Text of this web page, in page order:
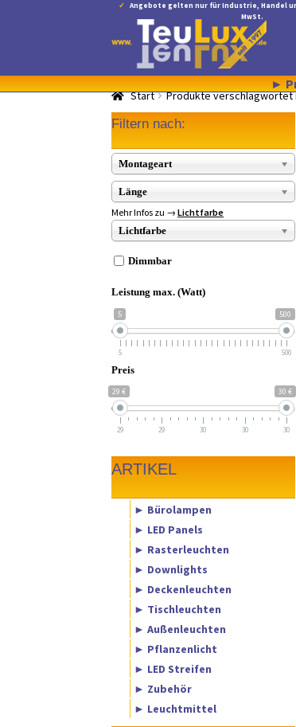
Angebote gelten nur für Industrie, Handel
MwSt.
Navigation
springen
Inhalt
springen
►
Start Produkte verschlagwortet
Filtern nach:
Montageart
Länge
Mehr Infos zu →Lichtfarbe
Lichtfarbe
Dimmbar
Leistung max. (Watt)
5 500
5 500
Preis
29 € 30 €
29 29 30 30 30
ARTIKEL
► Bürolampen
► LED Panels
► Rasterleuchten
► Downlights
► Deckenleuchten
► Tischleuchten
► Außenleuchten
► Pflanzenlicht
► LED Streifen
► Zubehör
► Leuchtmittel